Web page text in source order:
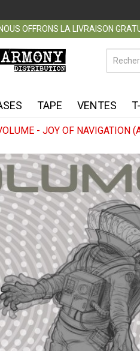
NOUS OFFRONS LA LIVRAISON
TAPE VENTES
- JOY OF NAVIGATION